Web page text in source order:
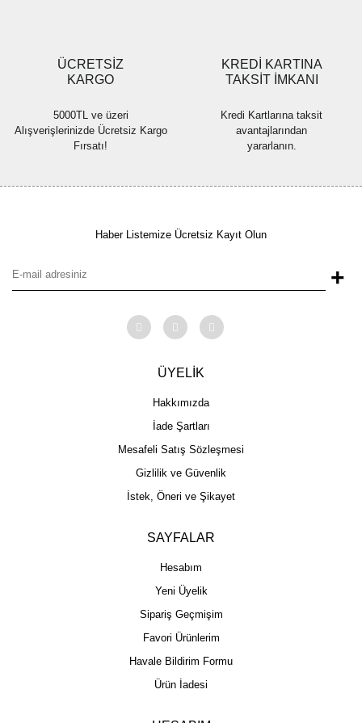
ÜCRETSİZ
KARGO
5000TL ve üzeri
Alışverişlerinizde Ücretsiz Kargo
Fırsatı!
KREDİ KARTINA
TAKSİT İMKANI
Kredi Kartlarına taksit
avantajlarından
yararlanın.
Haber Listemize Ücretsiz Kayıt Olun
+
ÜYELİK
Hakkımızda
İade Şartları
Mesafeli Satış Sözleşmesi
Gizlilik ve Güvenlik
İstek, Öneri ve Şikayet
SAYFALAR
Hesabım
Yeni Üyelik
Sipariş Geçmişim
Favori Ürünlerim
Havale Bildirim Formu
Ürün İadesi